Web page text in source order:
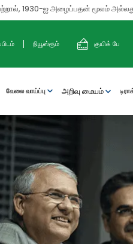
ஐ அழைப்பதன் மூலம் அல்லது சஞ்சர்
நியூஸ்ரூம் குயிக் பே
வேலை வாய்ப்பு அறிவு மையம்